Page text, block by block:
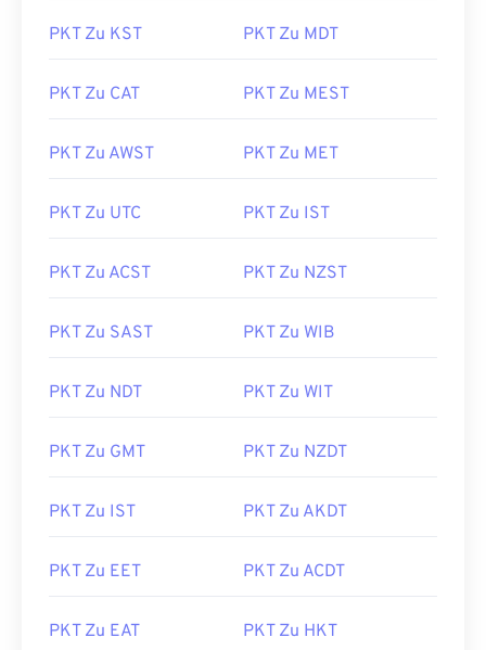
PKT Zu KST PKT Zu MDT
PKT Zu CAT PKT Zu MEST
PKT Zu AWST PKT Zu MET
PKT Zu UTC PKT Zu IST
PKT Zu ACST PKT Zu NZST
PKT Zu SAST PKT Zu WIB
PKT Zu NDT PKT Zu WIT
PKT Zu GMT PKT Zu NZDT
PKT Zu IST PKT Zu AKDT
PKT Zu EET PKT Zu ACDT
PKT Zu EAT PKT Zu HKT